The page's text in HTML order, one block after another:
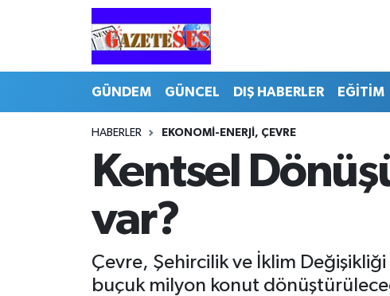
GÜNDEM GÜNCEL DIŞ HABERLER EĞİTİM
HABERLER EKONOMI-ENERJI, ÇEVRE
Kentsel
var?
Çevre, Şehircilik ve İklim
buçuk milyon konut